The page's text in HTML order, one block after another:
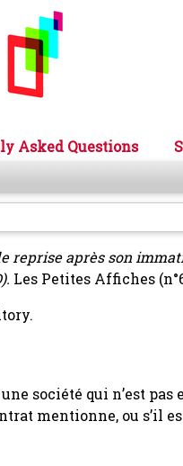
Asked Questions
reprise après son
Les Petites Affiches
société qui n’est
mentionne, ou s’il